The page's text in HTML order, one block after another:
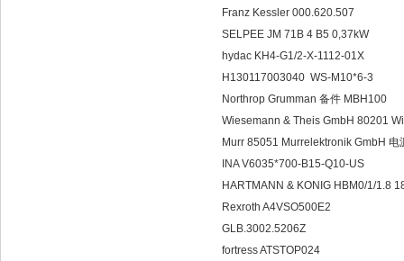
Franz Kessler 000.620.507
SELPEE JM 71B 4 B5 0,37kW
hydac KH4-G1/2-X-1112-01X
H130117003040 WS-M10*6-3
Northrop Grumman 备件 MBH100
Wiesemann & Theis GmbH 80201
Murr 85051 Murrelektronik GmbH
INA V6035*700-B15-Q10-US
HARTMANN & KONIG HBM0/1/1.8
Rexroth A4VSO500E2
GLB.3002.5206Z
fortress ATSTOP024